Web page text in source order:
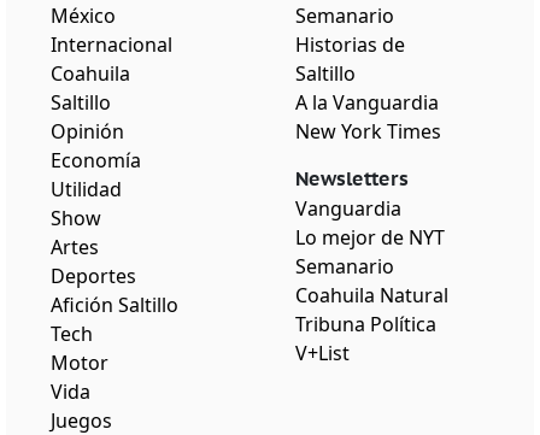
México
Internacional
Coahuila
Saltillo
Opinión
Economía
Utilidad
Show
Artes
Deportes
Afición Saltillo
Tech
Motor
Vida
Juegos
Semanario
Historias de
Saltillo
A la Vanguardia
New York Times
Newsletters
Vanguardia
Lo mejor de NYT
Semanario
Coahuila Natural
Tribuna Política
V+List